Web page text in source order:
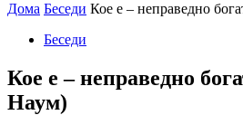
Дома Беседи Кое е – неправедно
Беседи
Кое е – неправедно
Наум)